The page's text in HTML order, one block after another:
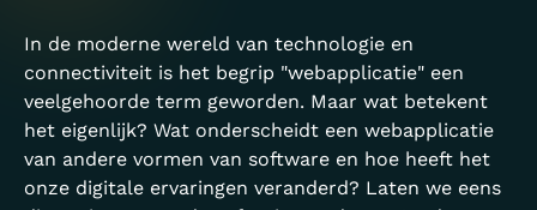
In de moderne wereld van technologie en
connectiviteit is het begrip "webapplicatie" een
veelgehoorde term geworden. Maar wat betekent
het eigenlijk? Wat onderscheidt een webapplicatie
van andere vormen van software en hoe heeft het
onze digitale ervaringen veranderd? Laten we eens